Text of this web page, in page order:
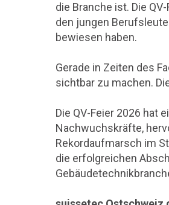
die Branche ist. Die
den jungen
bewiesen haben.
Gerade in Zeiten des
sichtbar zu machen.
Die QV-Feier 2026 hat
Nachwuchskräfte,
Rekordaufmarsch im
die erfolgreichen